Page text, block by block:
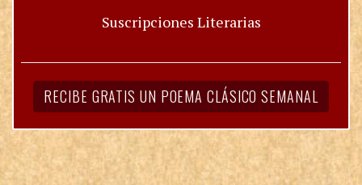
Suscripciones Literarias
RECIBE GRATIS UN POEMA CLÁSICO SEMANAL